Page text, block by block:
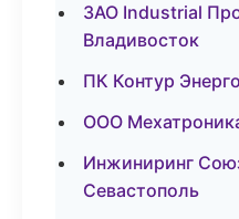
ЗАО Industrial
Владивосток
ПК Контур
ООО
Инжиниринг
Севастополь